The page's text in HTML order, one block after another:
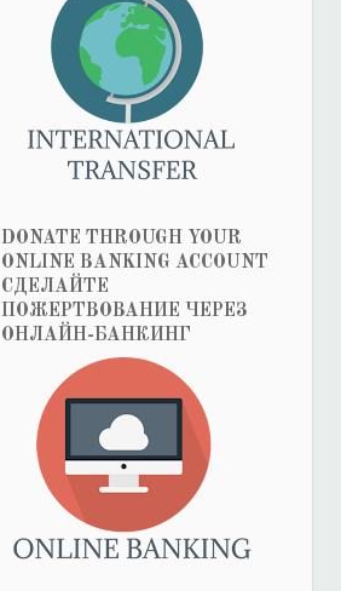
DONATE THROUGH YOUR
ONLINE BANKING ACCOUNT
СДЕЛАЙТЕ
ПОЖЕРТВОВАНИЕ ЧЕРЕЗ
ОНЛАЙН-БАНКИНГ